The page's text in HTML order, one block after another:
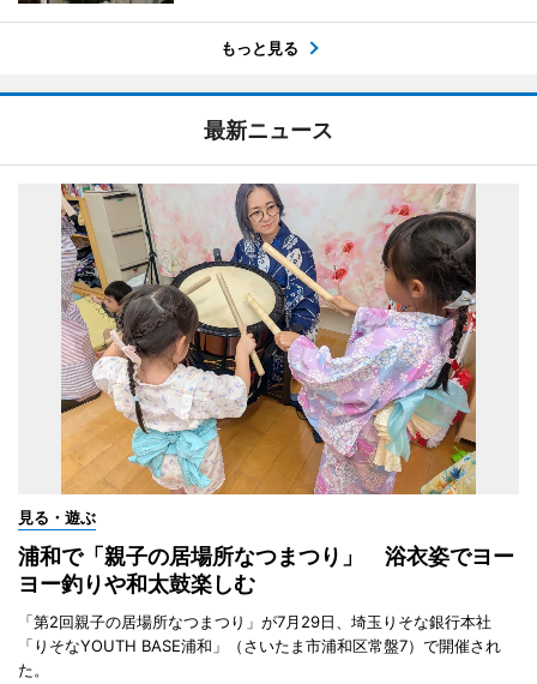
もっと見る
最新ニュース
見る・遊ぶ
浦和で「親子の居場所なつまつり」 浴衣姿でヨー
ヨー釣りや和太鼓楽しむ
「第2回親子の居場所なつまつり」が7月29日、埼玉りそな銀行本社
「りそなYOUTH BASE浦和」（さいたま市浦和区常盤7）で開催され
た。